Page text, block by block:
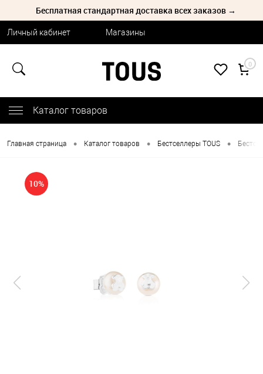
Бесплатная стандартная доставка всех заказов →
Личный кабинет Магазины
0
Каталог товаров
Главная страница • Каталог товаров • Бестселлеры TOUS •
10%